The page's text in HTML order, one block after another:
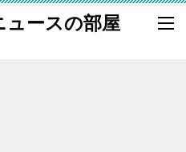
ースの部屋